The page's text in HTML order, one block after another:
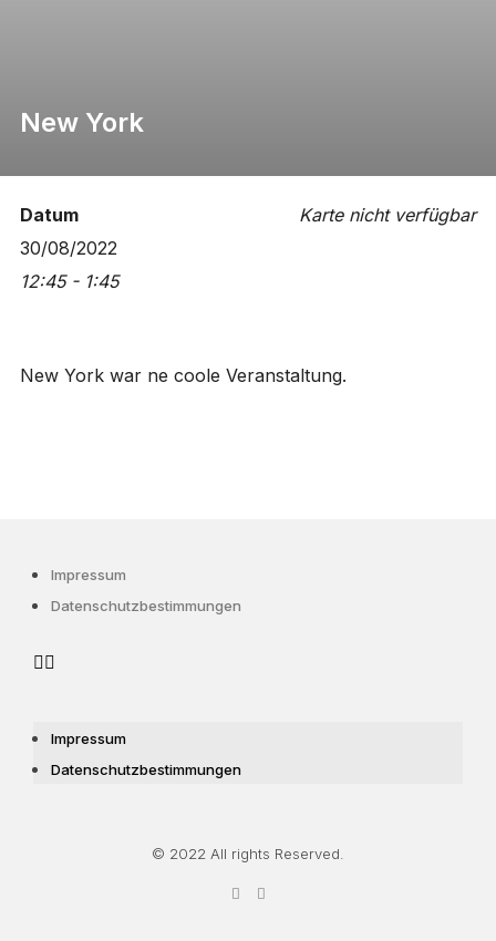
New York
Karte nicht verfügbar
Datum
30/08/2022
12:45 - 1:45
New York war ne coole Veranstaltung.
Impressum
Datenschutzbestimmungen
Impressum
Datenschutzbestimmungen
© 2022 All rights Reserved.